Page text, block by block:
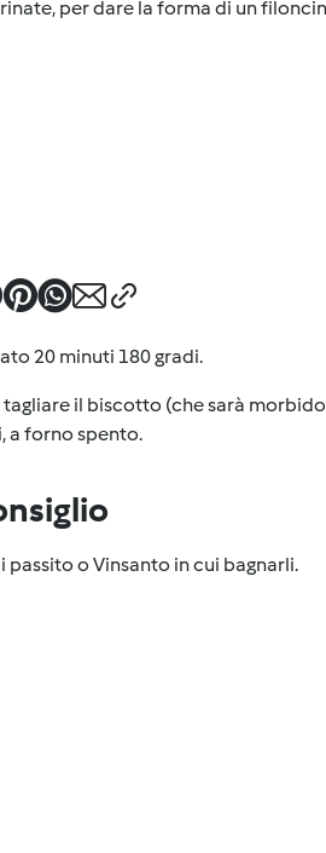
per dare la forma di un
20 minuti 180 gradi.
il biscotto (che sarà
a forno spento.
o Vinsanto in cui bagnarli.